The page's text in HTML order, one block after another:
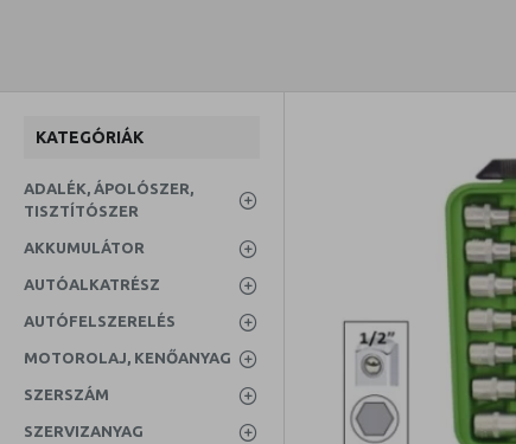
KATEGÓRIÁK
ADALÉK, ÁPOLÓSZER,
TISZTÍTÓSZER
AKKUMULÁTOR
AUTÓALKATRÉSZ
AUTÓFELSZERELÉS
MOTOROLAJ, KENŐANYAG
SZERSZÁM
SZERVIZANYAG